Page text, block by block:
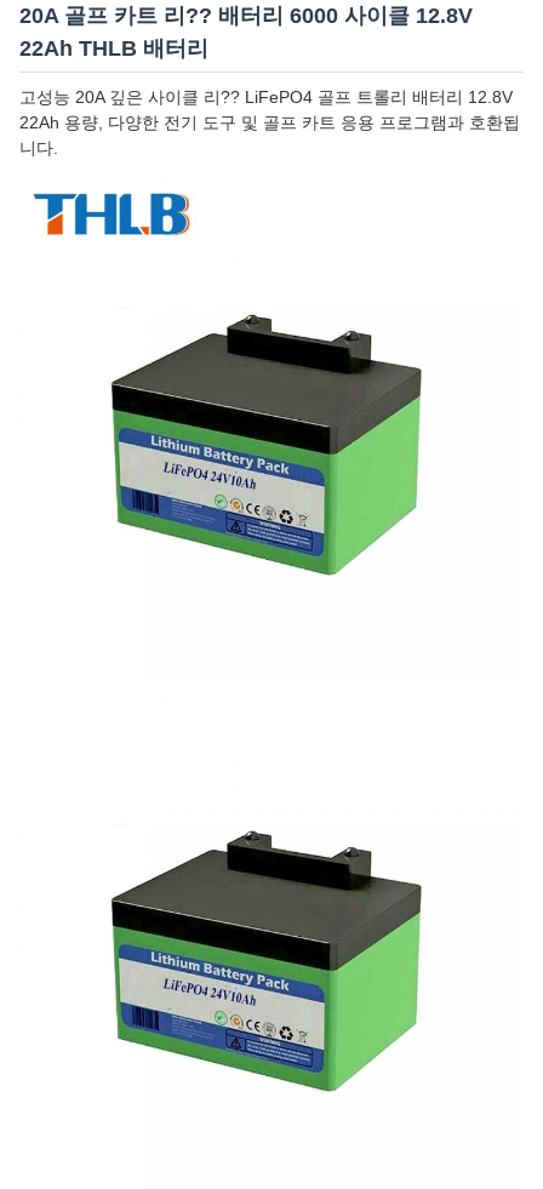
20A 골프 카트 리?? 배터리 6000 사이클 12.8V
22Ah THLB 배터리
고성능 20A 깊은 사이클 리?? LiFePO4 골프 트롤리 배터리 12.8V
22Ah 용량, 다양한 전기 도구 및 골프 카트 응용 프로그램과 호환됩
니다.